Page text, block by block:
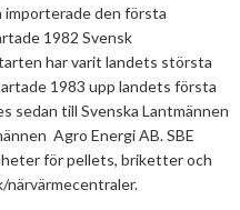
importerade den första
1982 Svensk
har varit landets största
1983 upp landets första
sedan till Svenska Lantmännen
Agro Energi AB. SBE
för pellets, briketter och
närvärmecentraler.